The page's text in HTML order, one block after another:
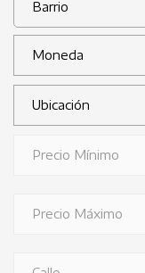
Moneda
Ubicación